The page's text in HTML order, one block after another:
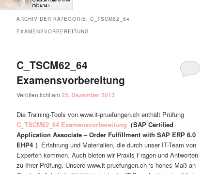
ARCHIV DER KATEGORIE:C_TSCM62_64
EXAMENSVORBEREITUNG
C_TSCM62_64
Examensvorbereitung
Veröffentlicht am25. Dezember 2013
Die Training-Tools von www.it-pruefungen.ch enthält Prüfung
C_TSCM62_64 Examensvorbereitung （SAP Certified
Application Associate – Order Fulfillment with SAP ERP 6.0
EHP4 ） Erfahrung und Materialien, die durch unser IT-Team von
Experten kommen. Auch bieten wir Praxis Fragen und Antworten
zu Ihrer Prüfung. Unsere www.it-pruefungen.ch ‘s hohes Maß an